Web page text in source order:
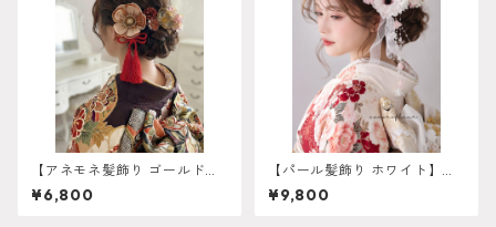
【アネモネ髪飾り ゴールド
オレンジ】残り一点 再販は
不可 成人式 卒業式 振袖 袴
¥6,800
【パール髪飾り ホワイト】成
人式 卒業式 振袖 袴 結婚式 オ
ーダーメイド対応｜O-0017
¥9,800